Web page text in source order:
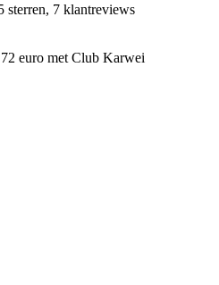
sterren, 7 klantreviews
euro met Club Karwei